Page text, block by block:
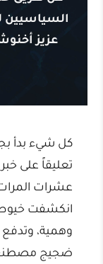
السياسيين
عزيز
كل شيء بدأ
تعليقاً على
عشرات
انكشفت
وهمية،
ضجيج مصطنع.